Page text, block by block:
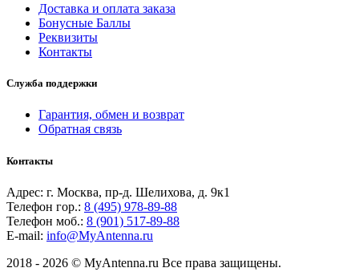
Доставка и оплата заказа
Бонусные Баллы
Реквизиты
Контакты
Служба поддержки
Гарантия, обмен и возврат
Обратная связь
Контакты
Адрес: г. Москва, пр-д. Шелихова, д. 9к1
Телефон гор.: 8 (495) 978-89-88
Телефон моб.: 8 (901) 517-89-88
E-mail: info@MyAntenna.ru
2018 - 2026 © MyAntenna.ru Все права защищены.